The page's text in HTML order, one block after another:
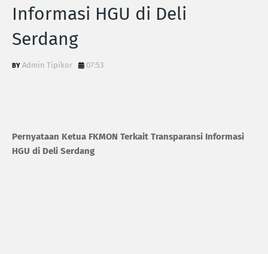
Informasi HGU di Deli
Serdang
Admin Tipikor 07:53
Pernyataan Ketua FKMON Terkait Transparansi Informasi
HGU di Deli Serdang